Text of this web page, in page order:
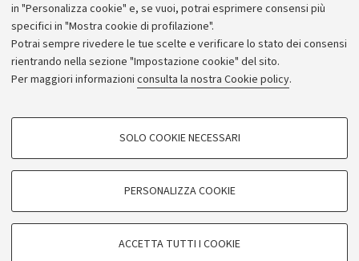
in "Personalizza cookie" e, se vuoi, potrai esprimere consensi più
specifici in "Mostra cookie di profilazione".
Potrai sempre rivedere le tue scelte e verificare lo stato dei consensi
rientrando nella sezione "Impostazione cookie" del sito.
Per maggiori informazioni consulta la nostra Cookie policy.
COOKIE DI PROFILAZIONE - FACOLTATIVI
COOKIE TECNICI - NECESSARI
SOLO COOKIE NECESSARI
PERSONALIZZA COOKIE
ACCETTA TUTTI I COOKIE
Comunicati stampa
Redazione
Rassegna stampa
© Copyright 2026 - ALMA MATER STUDIORUM - Università di
Bologna - Via Zamboni, 33 - 40126 Bologna - PI: 01131710376 -
CF: 80007010376